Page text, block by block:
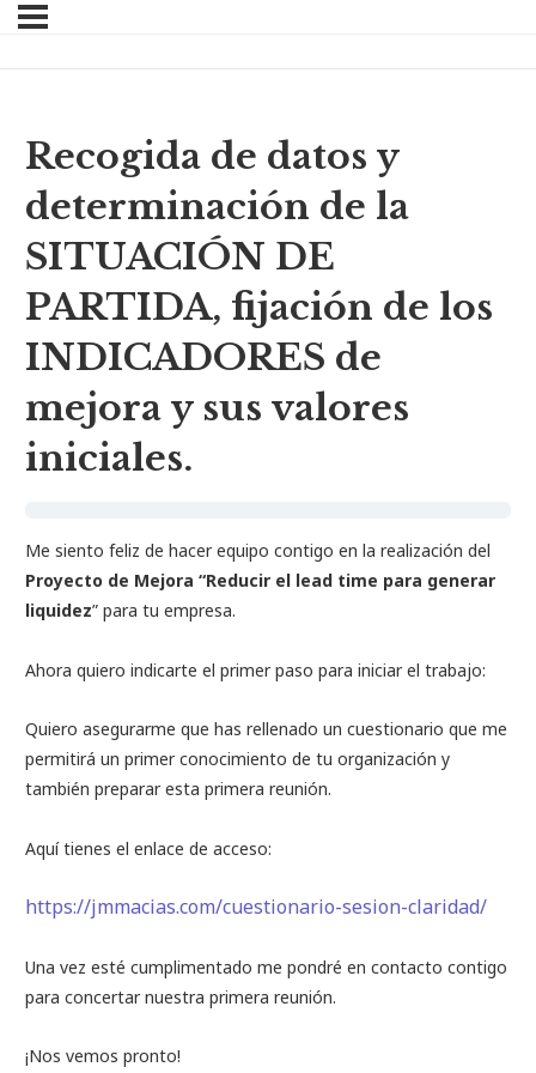
Recogida de datos y
determinación de la
SITUACIÓN DE
PARTIDA, fijación de los
INDICADORES de
mejora y sus valores
iniciales.
Me siento feliz de hacer equipo contigo en la realización del
Proyecto de Mejora “Reducir el lead time para generar
liquidez” para tu empresa.
Ahora quiero indicarte el primer paso para iniciar el trabajo:
Quiero asegurarme que has rellenado un cuestionario que me
permitirá un primer conocimiento de tu organización y
también preparar esta primera reunión.
Aquí tienes el enlace de acceso:
https://jmmacias.com/cuestionario-sesion-claridad/
Una vez esté cumplimentado me pondré en contacto contigo
para concertar nuestra primera reunión.
¡Nos vemos pronto!